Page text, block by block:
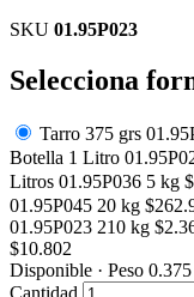
SKU 01.95P023
Selecciona
Tarro 375 grs
Botella 1 Litro
Litros 01.95P036 5 kg $
01.95P045 20 kg $
01.95P023 210 kg $
$10.802
Disponible · Peso
Cantidad